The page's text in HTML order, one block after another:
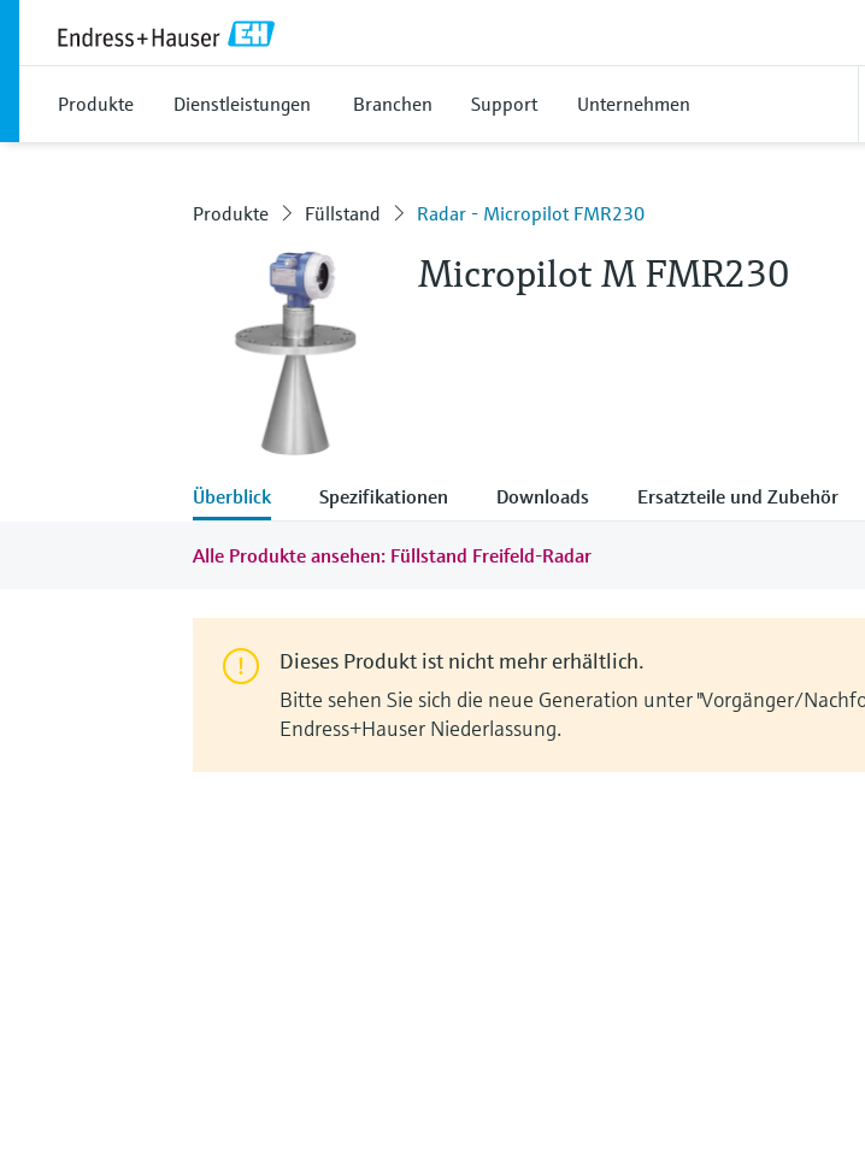
Produkte Dienstleistungen Branchen Support Unternehmen
Produkte Füllstand Radar - Micropilot FMR230
Micropilot M FMR230
Überblick Spezifikationen Downloads Ersatzteile und Zubehör
Alle Produkte ansehen: Füllstand Freifeld-Radar
Dieses Produkt ist nicht mehr erhältlich.
Bitte sehen Sie sich die neue Generation unter "Vorgänger/
Endress+Hauser Niederlassung.